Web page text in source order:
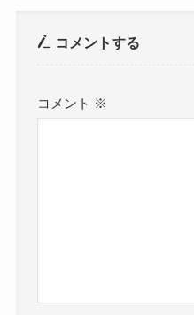
コメントする
コメント ※